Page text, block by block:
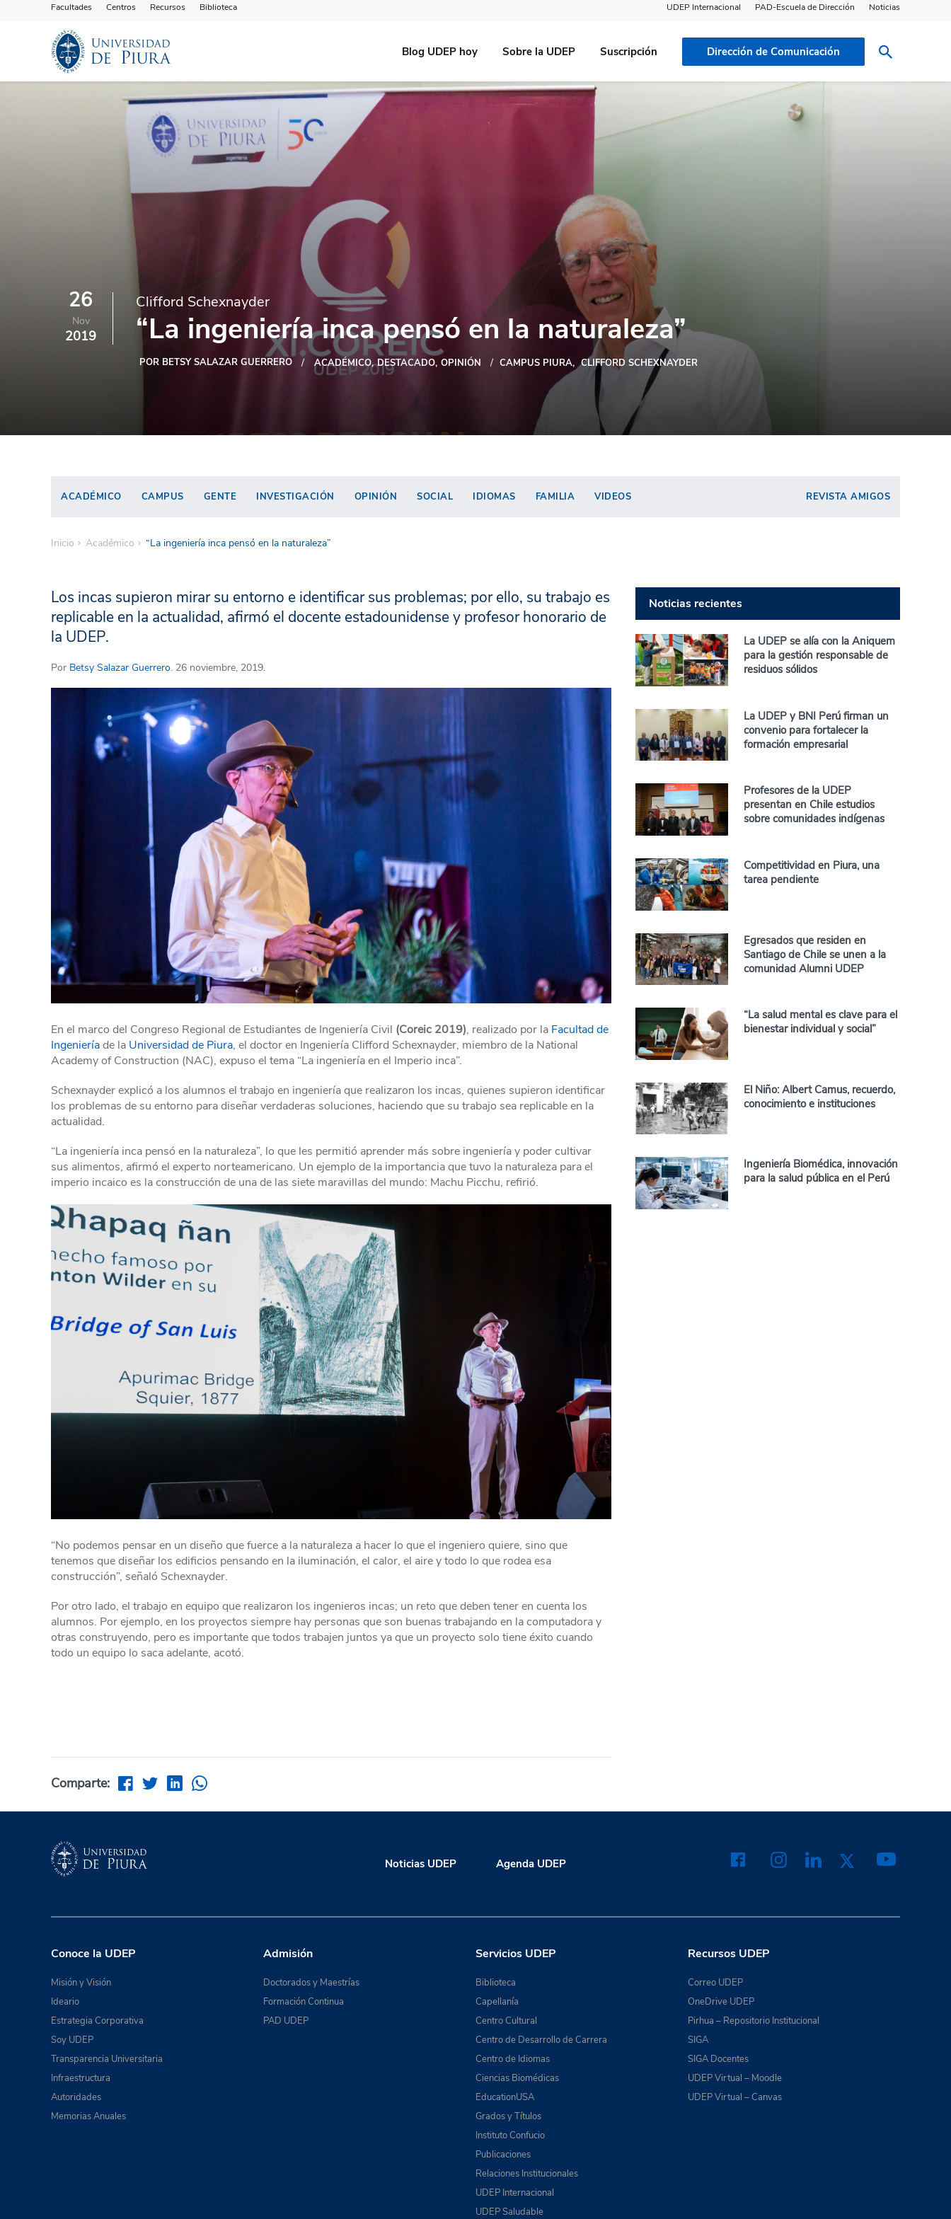
Facultades Centros Recursos Biblioteca UDEP Internacional PAD-Escuela de Dirección Noticias
Blog UDEP hoy Sobre la UDEP Suscripción Dirección de Comunicación
26
Nov
2019
Clifford Schexnayder
“La ingeniería inca pensó en la naturaleza”
POR BETSY SALAZAR GUERRERO ACADÉMICO DESTACADO OPINIÓN CAMPUS PIURA CLIFFORD SCHEXNAYDER
ACADÉMICO CAMPUS GENTE INVESTIGACIÓN OPINIÓN SOCIAL IDIOMAS FAMILIA VIDEOS REVISTA AMIGOS
Inicio Académico “La ingeniería inca pensó en la naturaleza”
Los incas supieron mirar su entorno e identificar sus problemas; por ello, su trabajo es
replicable en la actualidad, afirmó el docente estadounidense y profesor honorario de
la UDEP.
Por Betsy Salazar Guerrero. 26 noviembre, 2019.
En el marco del Congreso Regional de Estudiantes de Ingeniería Civil (Coreic 2019), realizado por la Facultad de
Ingenieríade la Universidad de Piura, el doctor en Ingeniería Clifford Schexnayder, miembro de la National
Academy of Construction (NAC), expuso el tema “La ingeniería en el Imperio inca”.
Schexnayder explicó a los alumnos el trabajo en ingeniería que realizaron los incas, quienes supieron identificar
los problemas de su entorno para diseñar verdaderas soluciones, haciendo que su trabajo sea replicable en la
actualidad.
“La ingeniería inca pensó en la naturaleza”, lo que les permitió aprender más sobre ingeniería y poder cultivar
sus alimentos, afirmó el experto norteamericano. Un ejemplo de la importancia que tuvo la naturaleza para el
imperio incaico es la construcción de una de las siete maravillas del mundo: Machu Picchu, refirió.
“No podemos pensar en un diseño que fuerce a la naturaleza a hacer lo que el ingeniero quiere, sino que
tenemos que diseñar los edificios pensando en la iluminación, el calor, el aire y todo lo que rodea esa
construcción”, señaló Schexnayder.
Por otro lado, el trabajo en equipo que realizaron los ingenieros incas; un reto que deben tener en cuenta los
alumnos. Por ejemplo, en los proyectos siempre hay personas que son buenas trabajando en la computadora y
otras construyendo, pero es importante que todos trabajen juntos ya que un proyecto solo tiene éxito cuando
todo un equipo lo saca adelante, acotó.
Comparte:
Noticias recientes
La UDEP se alía con la Aniquem
para la gestión responsable de
residuos sólidos
La UDEP y BNI Perú firman un
convenio para fortalecer la
formación empresarial
Profesores de la UDEP
presentan en Chile estudios
sobre comunidades indígenas
Competitividad en Piura, una
tarea pendiente
Egresados que residen en
Santiago de Chile se unen a la
comunidad Alumni UDEP
“La salud mental es clave para el
bienestar individual y social”
El Niño: Albert Camus, recuerdo,
conocimiento e instituciones
Ingeniería Biomédica, innovación
para la salud pública en el Perú
Noticias UDEP Agenda UDEP
Conoce la UDEP
Misión y Visión
Ideario
Estrategia Corporativa
Soy UDEP
Transparencia Universitaria
Infraestructura
Autoridades
Memorias Anuales
Admisión
Doctorados y Maestrías
Formación Continua
PAD UDEP
Servicios UDEP
Biblioteca
Capellanía
Centro Cultural
Centro de Desarrollo de Carrera
Centro de Idiomas
Ciencias Biomédicas
EducationUSA
Grados y Títulos
Instituto Confucio
Publicaciones
Relaciones Institucionales
UDEP Internacional
UDEP Saludable
Recursos UDEP
Correo UDEP
OneDrive UDEP
Pirhua – Repositorio Institucional
SIGA
SIGA Docentes
UDEP Virtual – Moodle
UDEP Virtual – Canvas